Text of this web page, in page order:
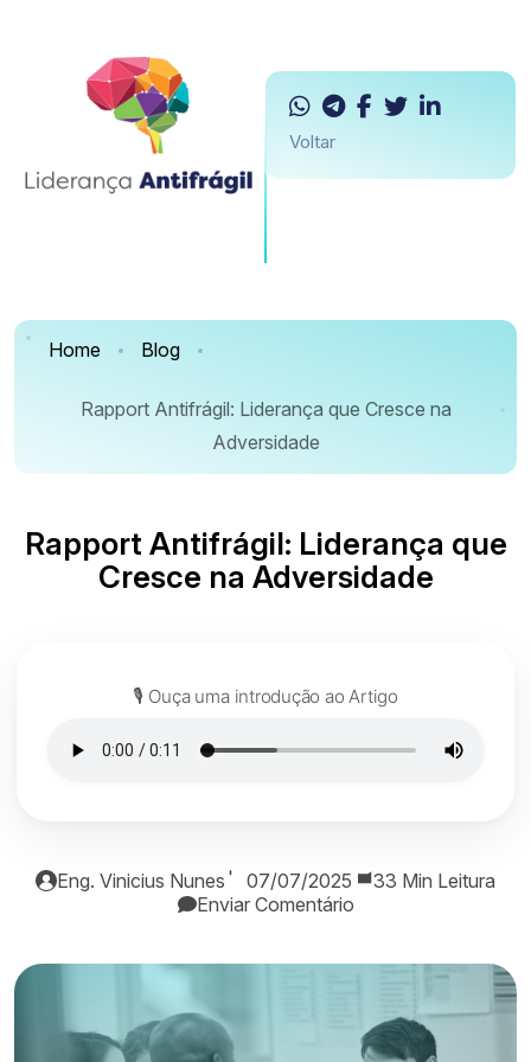
Voltar
Home Blog
Rapport Antifrágil: Liderança que Cresce na
Adversidade
Rapport Antifrágil: Liderança que
Cresce na Adversidade
🎙️ Ouça uma introdução ao Artigo
Eng. Vinicius Nunes 07/07/2025
33 Min Leitura
Enviar Comentário